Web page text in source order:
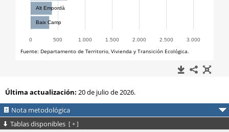
Última actualización: 20 de julio de 2026.
Nota metodológica
Tablas disponibles [ + ]